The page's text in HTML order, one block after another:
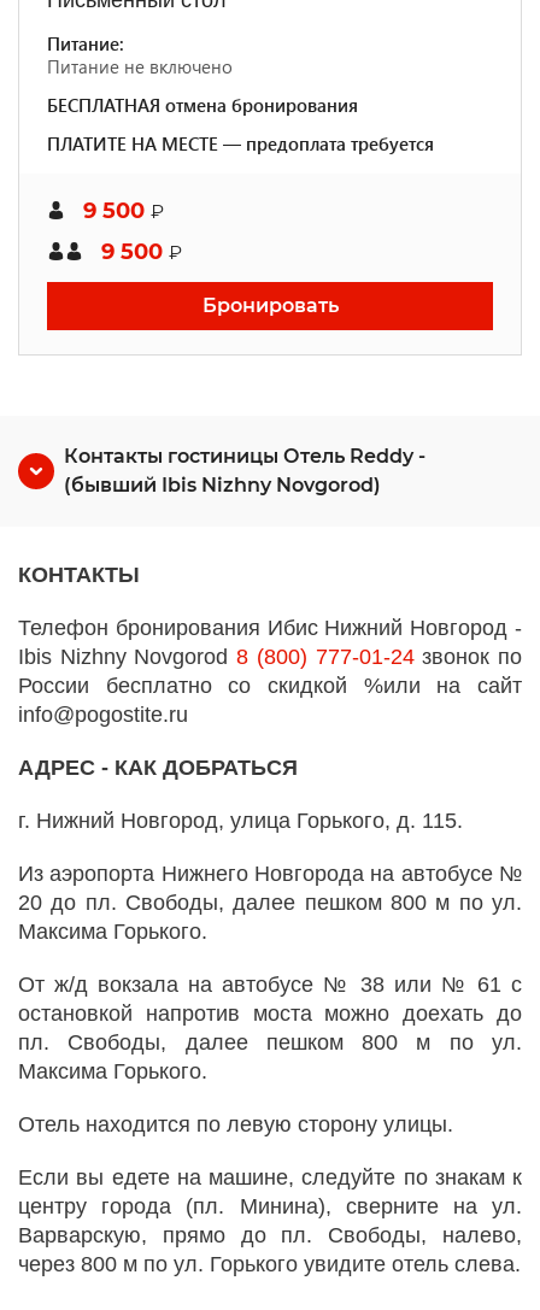
Питание:
Питание не включено
БЕСПЛАТНАЯ отмена бронирования
ПЛАТИТЕ НА МЕСТЕ — предоплата требуется
9 500 ₽
9 500 ₽
Бронировать
Контакты гостиницы Отель Reddy -
(бывший Ibis Nizhny Novgorod)
КОНТАКТЫ
Телефон бронирования Ибис Нижний Новгород -
Ibis Nizhny Novgorod8 (800) 777-01-24звонок по
России бесплатно со скидкой %или на сайт
info@pogostite.ru
АДРЕС - КАК ДОБРАТЬСЯ
г. Нижний Новгород, улица Горького, д. 115.
Из аэропорта Нижнего Новгорода на автобусе №
20 до пл. Свободы, далее пешком 800 м по ул.
Максима Горького.
От ж/д вокзала на автобусе № 38 или № 61 с
остановкой напротив моста можно доехать до
пл. Свободы, далее пешком 800 м по ул.
Максима Горького.
Отель находится по левую сторону улицы.
Если вы едете на машине, следуйте по знакам к
центру города (пл. Минина), сверните на ул.
Варварскую, прямо до пл. Свободы, налево,
через 800 м по ул. Горького увидите отель слева.